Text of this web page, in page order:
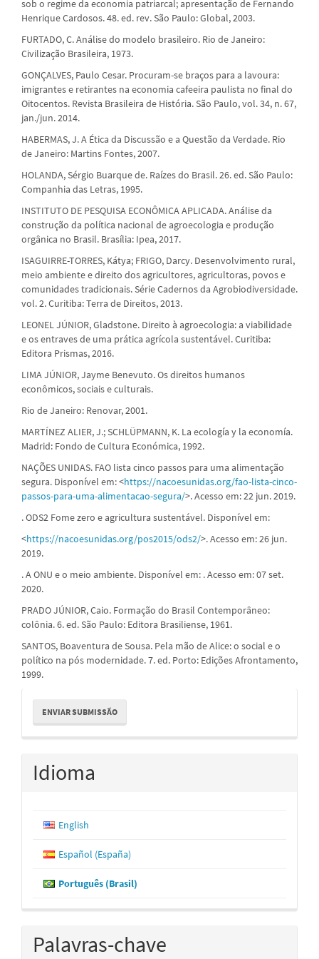
sob o regime da economia patriarcal; apresentação de Fernando
Henrique Cardosos. 48. ed. rev. São Paulo: Global, 2003.
FURTADO, C. Análise do modelo brasileiro. Rio de Janeiro:
Civilização Brasileira, 1973.
GONÇALVES, Paulo Cesar. Procuram-se braços para a lavoura:
imigrantes e retirantes na economia cafeeira paulista no final do
Oitocentos. Revista Brasileira de História. São Paulo, vol. 34, n. 67,
jan./jun. 2014.
HABERMAS, J. A Ética da Discussão e a Questão da Verdade. Rio
de Janeiro: Martins Fontes, 2007.
HOLANDA, Sérgio Buarque de. Raízes do Brasil. 26. ed. São Paulo:
Companhia das Letras, 1995.
INSTITUTO DE PESQUISA ECONÔMICA APLICADA. Análise da
construção da política nacional de agroecologia e produção
orgânica no Brasil. Brasília: Ipea, 2017.
ISAGUIRRE-TORRES, Kátya; FRIGO, Darcy. Desenvolvimento rural,
meio ambiente e direito dos agricultores, agricultoras, povos e
comunidades tradicionais. Série Cadernos da Agrobiodiversidade.
vol. 2. Curitiba: Terra de Direitos, 2013.
LEONEL JÚNIOR, Gladstone. Direito à agroecologia: a viabilidade
e os entraves de uma prática agrícola sustentável. Curitiba:
Editora Prismas, 2016.
LIMA JÚNIOR, Jayme Benevuto. Os direitos humanos
econômicos, sociais e culturais.
Rio de Janeiro: Renovar, 2001.
MARTÍNEZ ALIER, J.; SCHLÜPMANN, K. La ecología y la economía.
Madrid: Fondo de Cultura Económica, 1992.
NAÇÕES UNIDAS. FAO lista cinco passos para uma alimentação
segura. Disponível em: <https://nacoesunidas.org/fao-lista-cinco-
passos-para-uma-alimentacao-segura/>. Acesso em: 22 jun. 2019.
. ODS2 Fome zero e agricultura sustentável. Disponível em:
<https://nacoesunidas.org/pos2015/ods2/>. Acesso em: 26 jun.
2019.
. A ONU e o meio ambiente. Disponível em: . Acesso em: 07 set.
2020.
PRADO JÚNIOR, Caio. Formação do Brasil Contemporâneo:
colônia. 6. ed. São Paulo: Editora Brasiliense, 1961.
SANTOS, Boaventura de Sousa. Pela mão de Alice: o social e o
político na pós modernidade. 7. ed. Porto: Edições Afrontamento,
1999.
Enviar
Submissão
ENVIAR SUBMISSÃO
Idioma
English
Español (España)
Português (Brasil)
Palavras-chave